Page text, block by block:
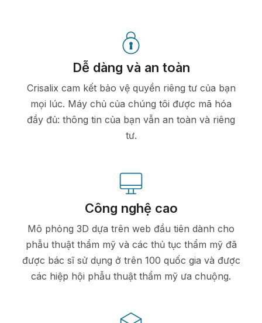
Dễ dàng và an toàn
Crisalix cam kết bảo vệ quyền riêng tư của bạn
mọi lúc. Máy chủ của chúng tôi được mã hóa
đầy đủ: thông tin của bạn vẫn an toàn và riêng
tư.
Công nghệ cao
Mô phỏng 3D dựa trên web đầu tiên dành cho
phẫu thuật thẩm mỹ và các thủ tục thẩm mỹ đã
được bác sĩ sử dụng ở trên 100 quốc gia và được
các hiệp hội phẫu thuật thẩm mỹ ưa chuộng.